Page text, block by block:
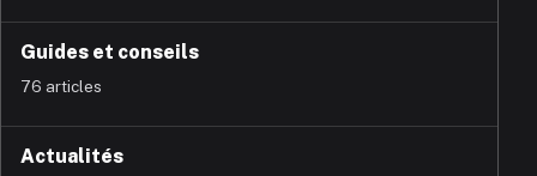
Guides et conseils
76 articles
Actualités